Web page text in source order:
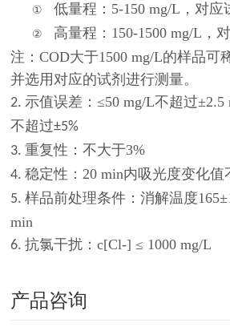
①低量程： 5-150 mg/L，对应
② 高量程： 150-1500 mg/L，
注：COD大于1500 mg/L的样品可
并选用对应的试剂进行测量。
2.示值误差：≤50 mg/L不超过±2.5
不超过±5%
3.重复性：不大于3%
4.稳定性：20 min内吸光度变化值
5.样品前处理条件：消解温度
min
6.抗氯干扰：c[Cl-] ≤ 1000 mg/L
产品咨询